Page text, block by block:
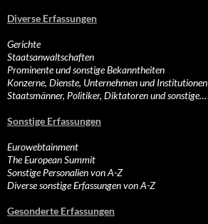
Diverse Erfassungen
Gerichte
Staatsanwaltschaften
Prominente und sonstige Bekanntheiten
Konzerne, Dienste, Unternehmen und Institutionen
Staatsmänner, Politiker, Diktatoren und sonstige…
Sonstige Erfassungen
Eurowebtainment
The European Summit
Sonstige Personalien von A-Z
Diverse sonstige Erfassungen von A-Z
Gesonderte Erfassungen